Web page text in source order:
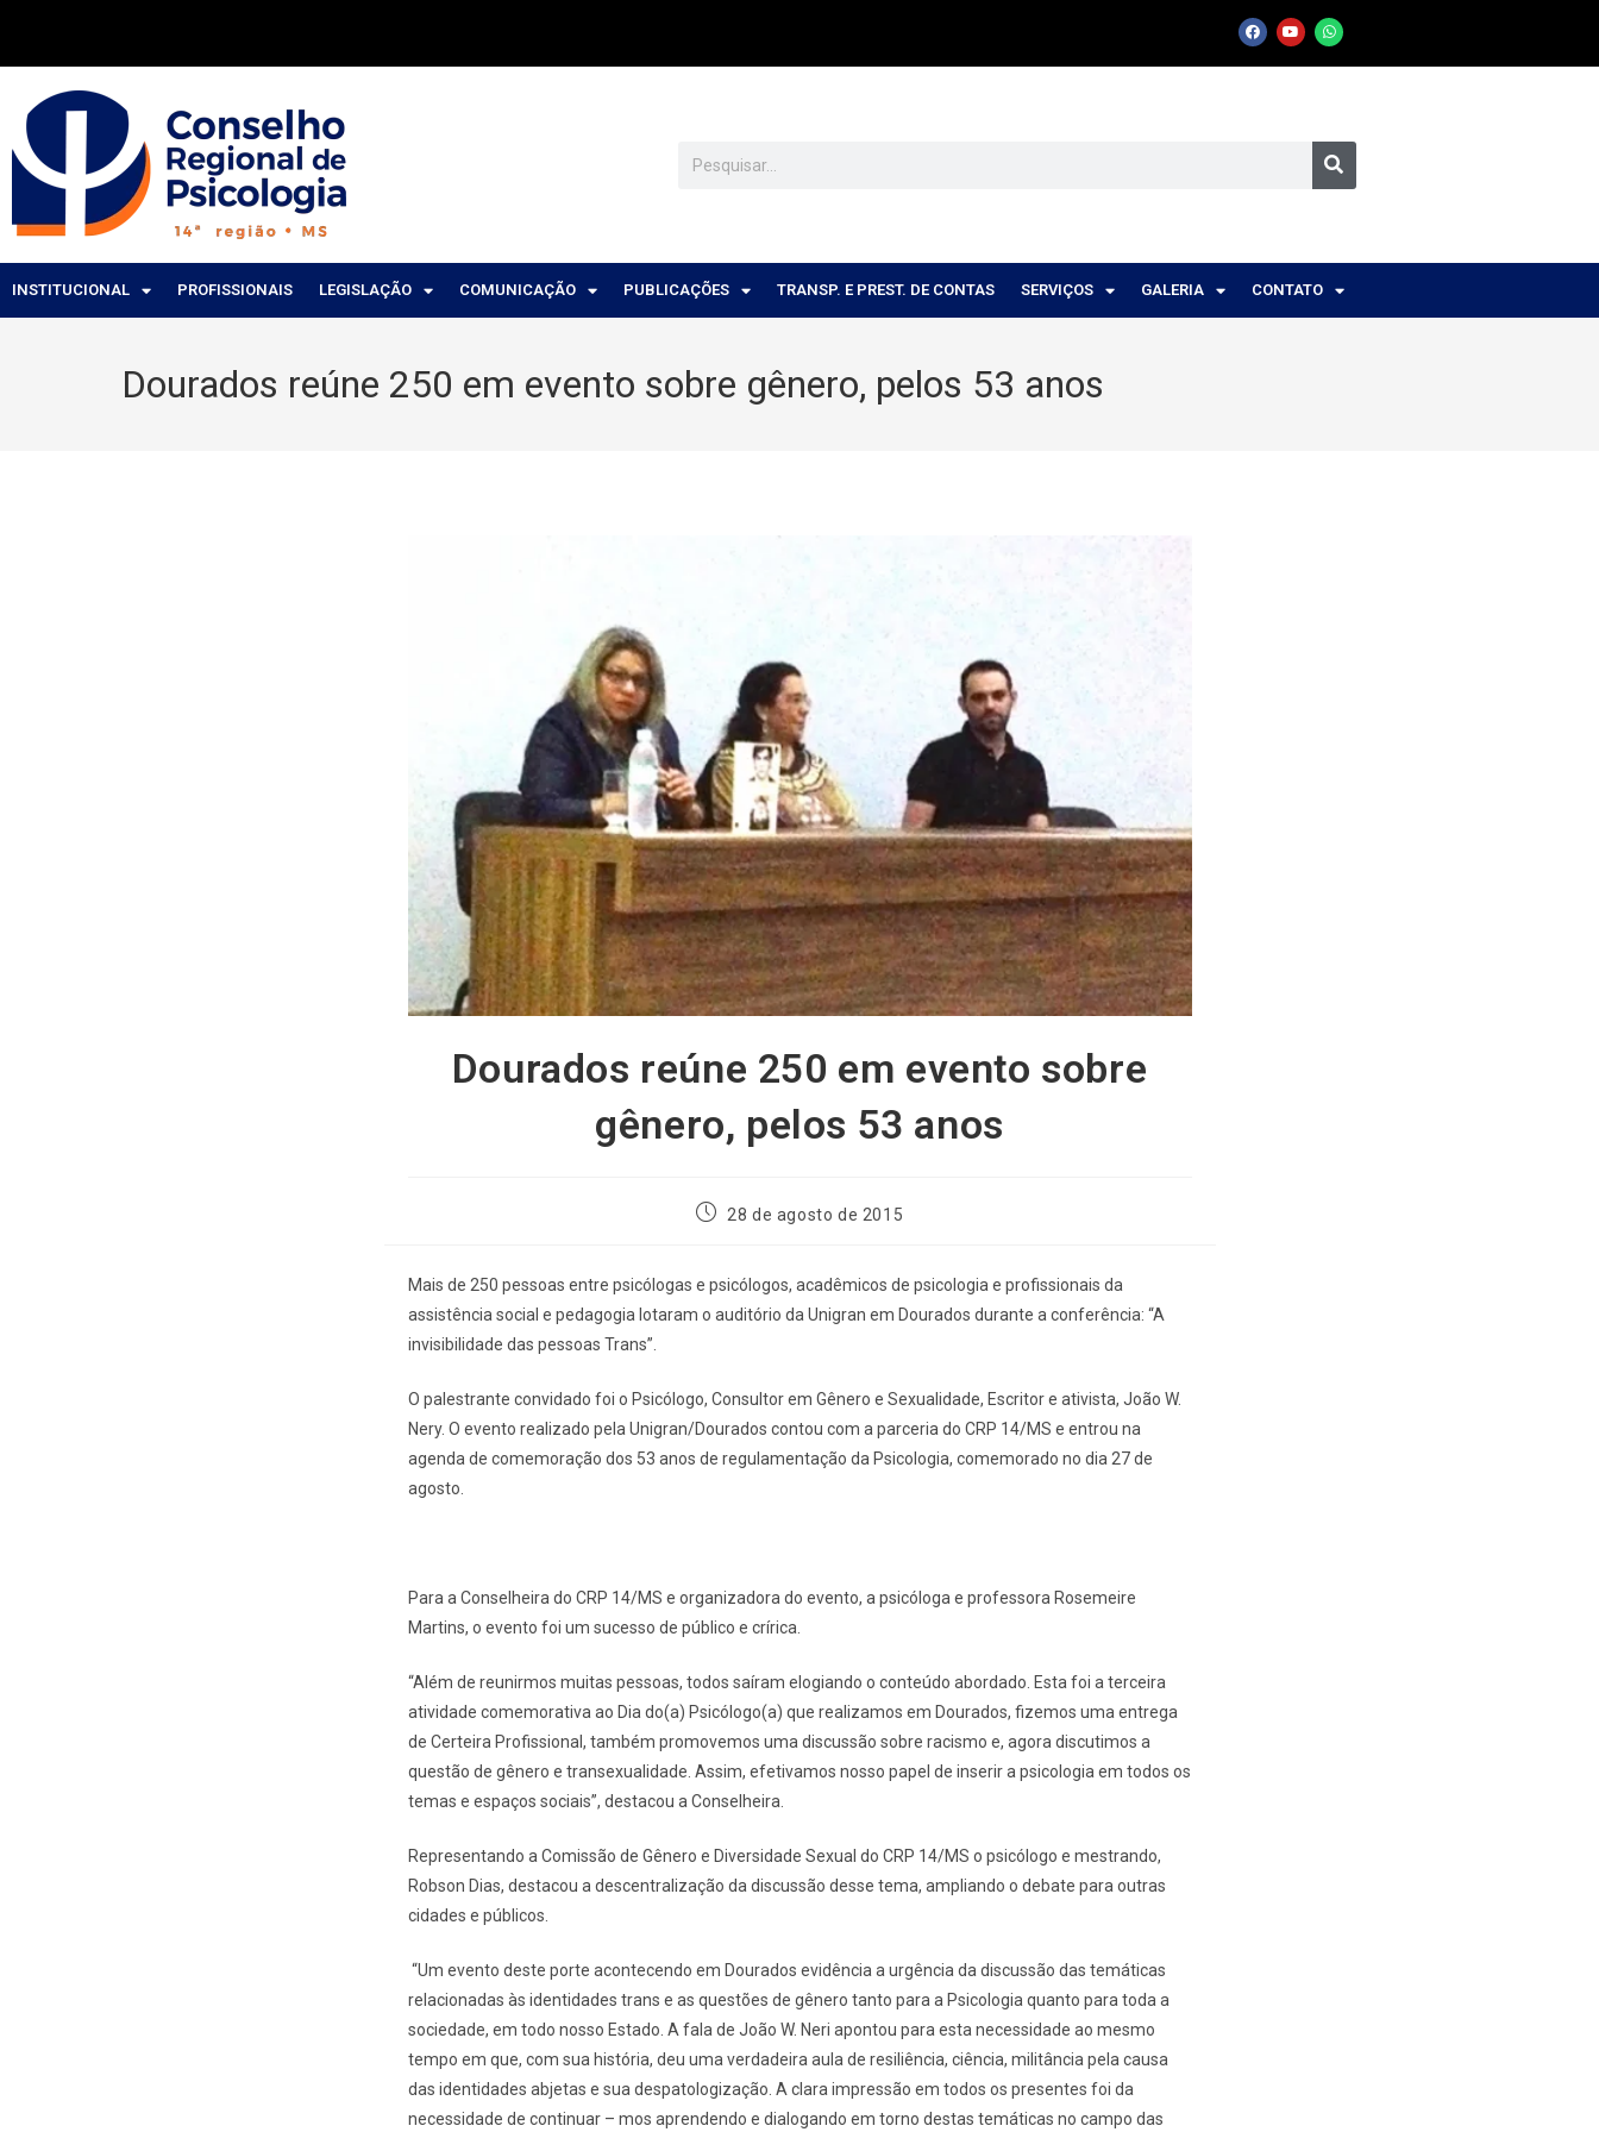
INSTITUCIONAL PROFISSIONAIS LEGISLAÇÃO COMUNICAÇÃO PUBLICAÇÕES TRANSP. E PREST. DE CONTAS SERVIÇOS GALERIA CONTATO
Dourados reúne 250 em evento sobre gênero, pelos 53 anos
Dourados reúne 250 em evento sobre
gênero, pelos 53 anos
28 de agosto de 2015
Mais de 250 pessoas entre psicólogas e psicólogos, acadêmicos de psicologia e profissionais da
assistência social e pedagogia lotaram o auditório da Unigran em Dourados durante a conferência: “A
invisibilidade das pessoas Trans”.
O palestrante convidado foi o Psicólogo, Consultor em Gênero e Sexualidade, Escritor e ativista, João W.
Nery. O evento realizado pela Unigran/Dourados contou com a parceria do CRP 14/MS e entrou na
agenda de comemoração dos 53 anos de regulamentação da Psicologia, comemorado no dia 27 de
agosto.
Para a Conselheira do CRP 14/MS e organizadora do evento, a psicóloga e professora Rosemeire
Martins, o evento foi um sucesso de público e crírica.
“Além de reunirmos muitas pessoas, todos saíram elogiando o conteúdo abordado. Esta foi a terceira
atividade comemorativa ao Dia do(a) Psicólogo(a) que realizamos em Dourados, fizemos uma entrega
de Certeira Profissional, também promovemos uma discussão sobre racismo e, agora discutimos a
questão de gênero e transexualidade. Assim, efetivamos nosso papel de inserir a psicologia em todos os
temas e espaços sociais”, destacou a Conselheira.
Representando a Comissão de Gênero e Diversidade Sexual do CRP 14/MS o psicólogo e mestrando,
Robson Dias, destacou a descentralização da discussão desse tema, ampliando o debate para outras
cidades e públicos.
“Um evento deste porte acontecendo em Dourados evidência a urgência da discussão das temáticas
relacionadas às identidades trans e as questões de gênero tanto para a Psicologia quanto para toda a
sociedade, em todo nosso Estado. A fala de João W. Neri apontou para esta necessidade ao mesmo
tempo em que, com sua história, deu uma verdadeira aula de resiliência, ciência, militância pela causa
das identidades abjetas e sua despatologização. A clara impressão em todos os presentes foi da
necessidade de continuar – mos aprendendo e dialogando em torno destas temáticas no campo das